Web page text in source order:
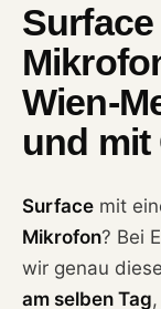
Wien-
und mit
Surface mit
Mikrofon? Bei
wir genau
am selben Tag